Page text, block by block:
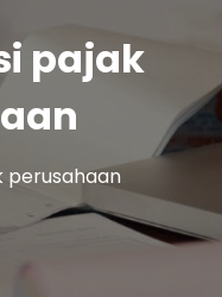
pajak
perusahaan